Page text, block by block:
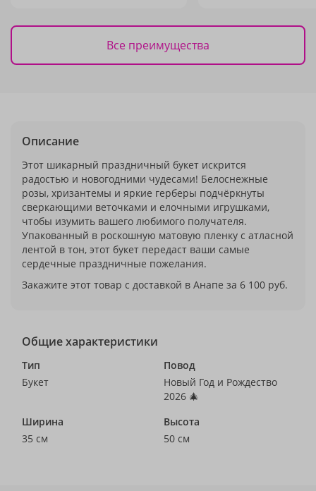
Все преимущества
Описание
Этот шикарный праздничный букет искрится
радостью и новогодними чудесами! Белоснежные
розы, хризантемы и яркие герберы подчёркнуты
сверкающими веточками и елочными игрушками,
чтобы изумить вашего любимого получателя.
Упакованный в роскошную матовую пленку с атласной
лентой в тон, этот букет передаст ваши самые
сердечные праздничные пожелания.
Закажите этот товар с доставкой в Анапе за 6 100 руб.
Общие характеристики
Тип
Букет
Повод
Новый Год и Рождество
2026 🎄
Ширина
35 см
Высота
50 см